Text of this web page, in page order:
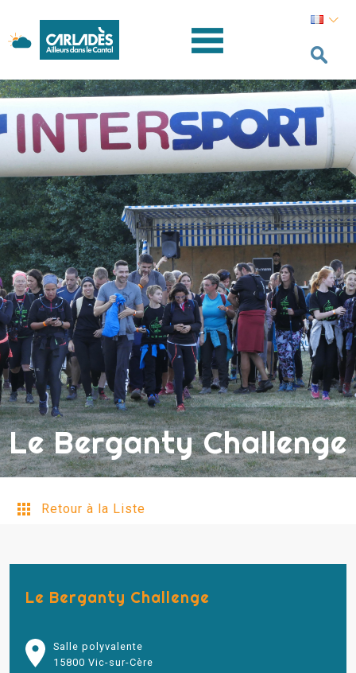
Le Berganty Challenge
Retour à la Liste
Le Berganty Challenge
Salle polyvalente
15800 Vic-sur-Cère